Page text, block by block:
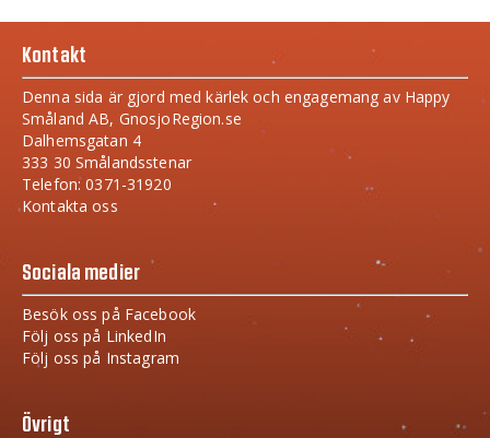
Kontakt
Denna sida är gjord med kärlek och engagemang av Happy
Småland AB, GnosjoRegion.se
Dalhemsgatan 4
333 30 Smålandsstenar
Telefon: 0371-31920
Kontakta oss
Sociala medier
Besök oss på Facebook
Följ oss på LinkedIn
Följ oss på Instagram
Övrigt